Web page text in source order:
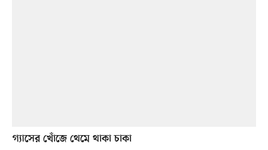
গ্যাসের খোঁজে থেমে থাকা চাকা